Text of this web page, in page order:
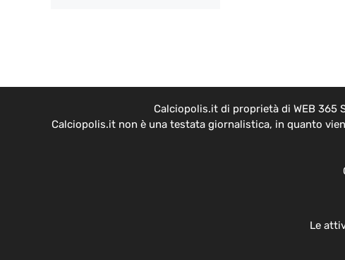
Calciopolis.it di proprietà di WEB 365
Calciopolis.it non è una testata giornalistica, in quanto
Le